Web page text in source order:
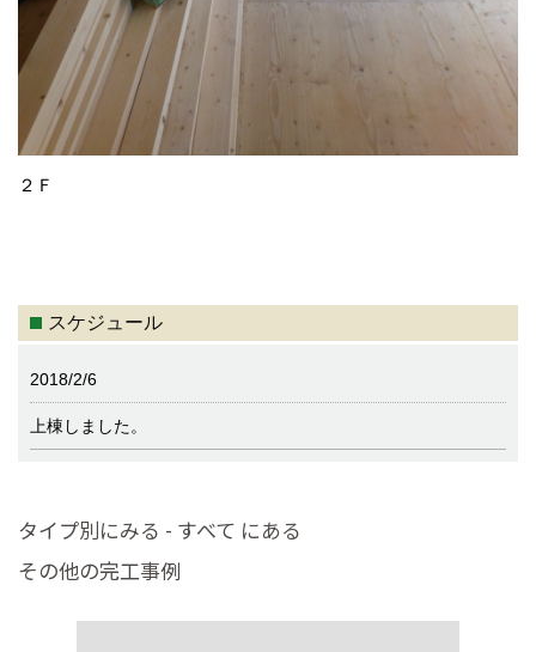
２Ｆ
スケジュール
2018/2/6
上棟しました。
タイプ別にみる - すべて にある
その他の完工事例